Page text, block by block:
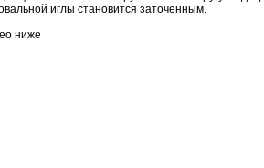
иглы становится заточенным.
ниже